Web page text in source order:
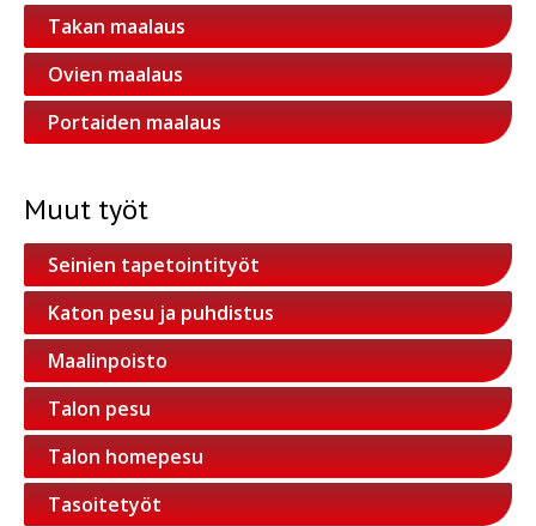
Takan maalaus
Ovien maalaus
Portaiden maalaus
Muut työt
Seinien tapetointityöt
Katon pesu ja puhdistus
Maalinpoisto
Talon pesu
Talon homepesu
Tasoitetyöt